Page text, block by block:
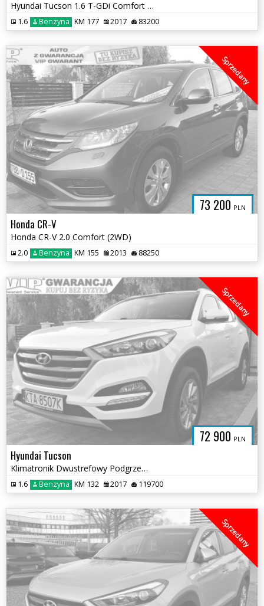
Hyundai Tucson 1.6 T-GDi Comfort 2WD
1.6 Benzyna KM 177 2017 83200
73 200 PLN
Sprzedany
Honda CR-V
Honda CR-V 2.0 Comfort (2WD)
2.0 Benzyna KM 155 2013 88250
72 900 PLN
Sprzedany
Hyundai Tucson
Klimatronik Dwustrefowy Podgrzewana Kierownica Tempomat
1.6 Benzyna KM 132 2017 119700
Sprzedany